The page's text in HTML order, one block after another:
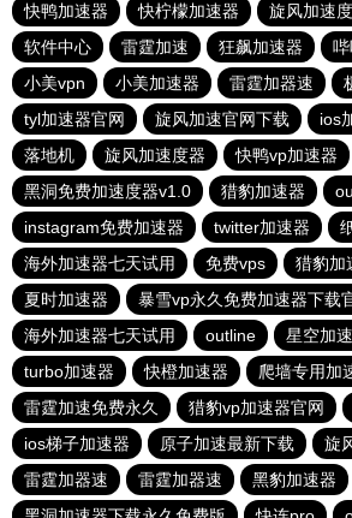
快鸭加速器
快柠檬加速器 旋风加速
软件中心
雷霆加速 狂飙加速器
小美vpn
小美加速器 雷霆加器速
tyl加速器官网
旋风加速官网下载 ios
落地机
旋风加速度器
快鸭vp加速器
黑洞免费加速度器v1.0
猎豹加速器
instagram免费加速器
twitter加速器
海外加速器七天试用
免费vps
猎豹加
夏时加速器
暴雪vp永久免费加速器下载
海外加速器七天试用
outline 星空加
turbo加速器
快橙加速器 爬墙专用加
雷霆加速免费永久
猎豹vp加速器官网
ios梯子加速器
原子加速最新下载
旋
雷霆加器速
雷霆加器速
黑豹加速器